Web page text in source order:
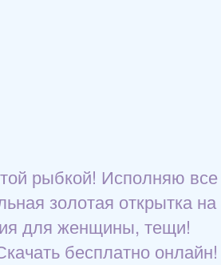
рыбкой! Исполняю все
золотая открытка на
для женщины, тещи!
бесплатно онлайн!